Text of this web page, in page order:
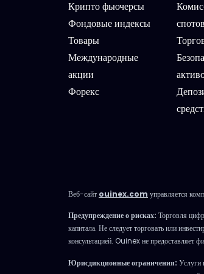
Крипто фьючерсы
Фондовые индексы
Товары
Международные
акции
Форекс
Веб-сайт ouinex.com управляется
Предупреждение о рисках: Торговля
капитала. Не следует торговать или
консультацией. Ouinex не предоставляет
Юрисдикционные ограничения: Услуги